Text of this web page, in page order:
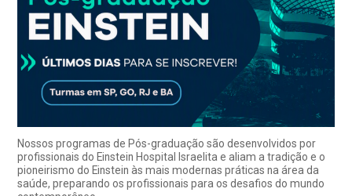
Nossos programas de Pós-graduação são desenvolvidos por
profissionais do Einstein Hospital Israelita e aliam a tradição e o
pioneirismo do Einstein às mais modernas práticas na área da
saúde, preparando os profissionais para os desafios do mundo